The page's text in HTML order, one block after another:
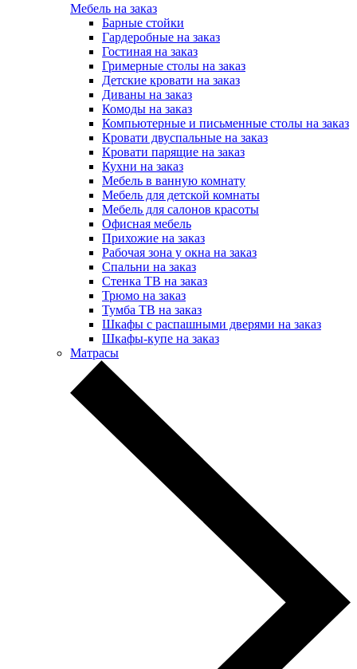
Мебель на заказ
Барные стойки
Гардеробные на заказ
Гостиная на заказ
Гримерные столы на заказ
Детские кровати на заказ
Диваны на заказ
Комоды на заказ
Компьютерные и письменные столы на заказ
Кровати двуспальные на заказ
Кровати парящие на заказ
Кухни на заказ
Мебель в ванную комнату
Мебель для детской комнаты
Мебель для салонов красоты
Офисная мебель
Прихожие на заказ
Рабочая зона у окна на заказ
Спальни на заказ
Стенка ТВ на заказ
Трюмо на заказ
Тумба ТВ на заказ
Шкафы с распашными дверями на заказ
Шкафы-купе на заказ
Матрасы